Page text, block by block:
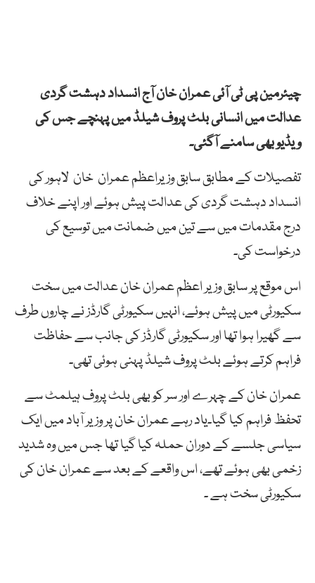
چیئرمین پی ٹی آئی عمران خان آج انسداد دہشت گردی
عدالت میں انسانی بلٹ پروف شیلڈ میں پہنچے جس کی
ویڈیو بھی سامنے آگئی۔
تفصیلات کے مطابق سابق وزیراعظم عمران خان لاہور کی
انسداد دہشت گردی کی عدالت پیش ہوئے اور اپنے خلاف
درج مقدمات میں سے تین میں ضمانت میں توسیع کی
درخواست کی۔
اس موقع پر سابق وزیر اعظم عمران خان عدالت میں سخت
سکیورٹی میں پیش ہوئے، انہیں سکیورٹی گارڈز نے چاروں طرف
سے گھیرا ہوا تھا اور سکیورٹی گارڈز کی جانب سے حفاظت
فراہم کرتے ہوئے بلٹ پروف شیلڈ پہنی ہوئی تھی۔
عمران خان کے چہرے اور سر کو بھی بلٹ پروف ہیلمٹ سے
تحفظ فراہم کیا گیا۔یاد رہے عمران خان پر وزیر آباد میں ایک
سیاسی جلسے کے دوران حملہ کیا گیا تھا جس میں وہ شدید
زخمی بھی ہوئے تھے، اس واقعے کے بعد سے عمران خان کی
سکیورٹی سخت ہے ۔